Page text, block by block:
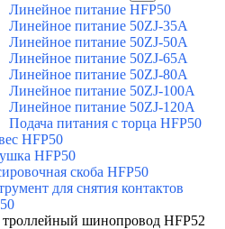
Линейное питание HFP50
Линейное питание 50ZJ-35A
Линейное питание 50ZJ-50A
Линейное питание 50ZJ-65A
Линейное питание 50ZJ-80A
Линейное питание 50ZJ-100A
Линейное питание 50ZJ-120A
Подача питания с торца HFP50
HFP50
HFP50
скоба HFP50
для снятия контактов
шинопровод HFP52